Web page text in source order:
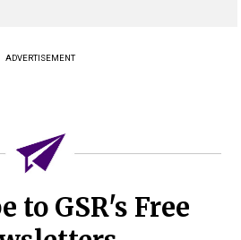
ADVERTISEMENT
to GSR's Free